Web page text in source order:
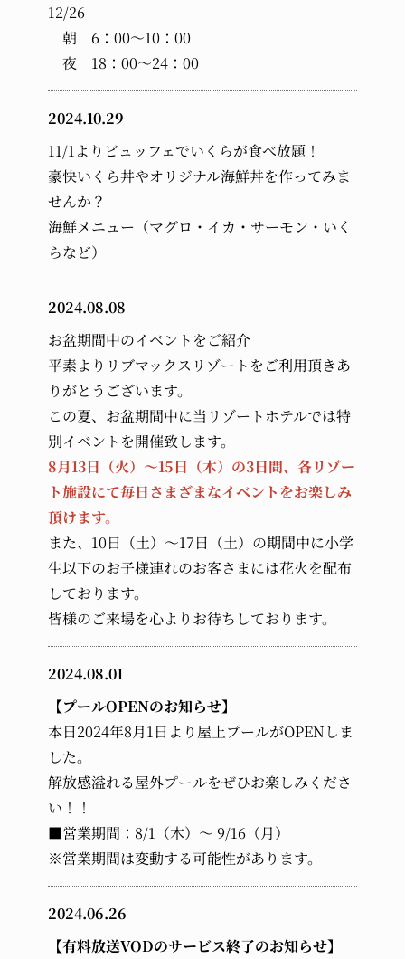
12/26
朝 6：00～10：00
夜 18：00～24：00
2024.10.29
11/1よりビュッフェでいくらが食べ放題！
豪快いくら丼やオリジナル海鮮丼を作ってみま
せんか？
海鮮メニュー（マグロ・イカ・サーモン・いく
らなど）
2024.08.08
お盆期間中のイベントをご紹介
平素よりリブマックスリゾートをご利用頂きあ
りがとうございます。
この夏、お盆期間中に当リゾートホテルでは特
別イベントを開催致します。
8月13日（火）～15日（木）の3日間、各リゾー
ト施設にて毎日さまざまなイベントをお楽しみ
頂けます。
また、10日（土）～17日（土）の期間中に小学
生以下のお子様連れのお客さまには花火を配布
しております。
皆様のご来場を心よりお待ちしております。
2024.08.01
【プールOPENのお知らせ】
本日2024年8月1日より屋上プールがOPENしま
した。
解放感溢れる屋外プールをぜひお楽しみくださ
い！！
■営業期間：8/1（木）～ 9/16（月）
※営業期間は変動する可能性があります。
2024.06.26
【有料放送VODのサービス終了のお知らせ】